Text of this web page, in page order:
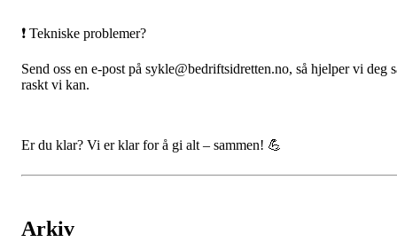
❗ Tekniske problemer?
Send oss en e-post på sykle@bedriftsidretten.no, så hjelper vi deg
raskt vi kan.
Er du klar? Vi er klar for å gi alt – sammen! 💪
Arkiv